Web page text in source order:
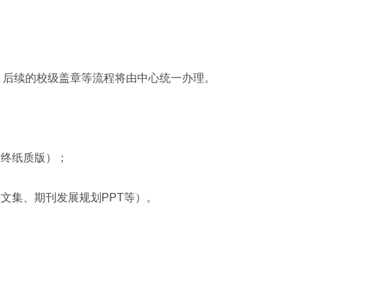
续的校级盖章等流程将由中心统一办理。
纸质版）；
集、期刊发展规划PPT等）。